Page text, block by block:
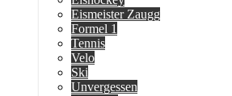
Eismeister Zaugg
Formel 1
Tennis
Velo
Ski
Unvergessen